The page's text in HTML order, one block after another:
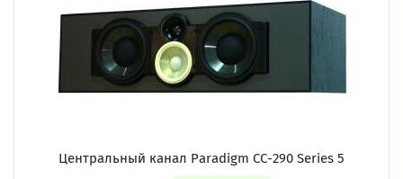
Центральный канал Paradigm CC-290 Series 5